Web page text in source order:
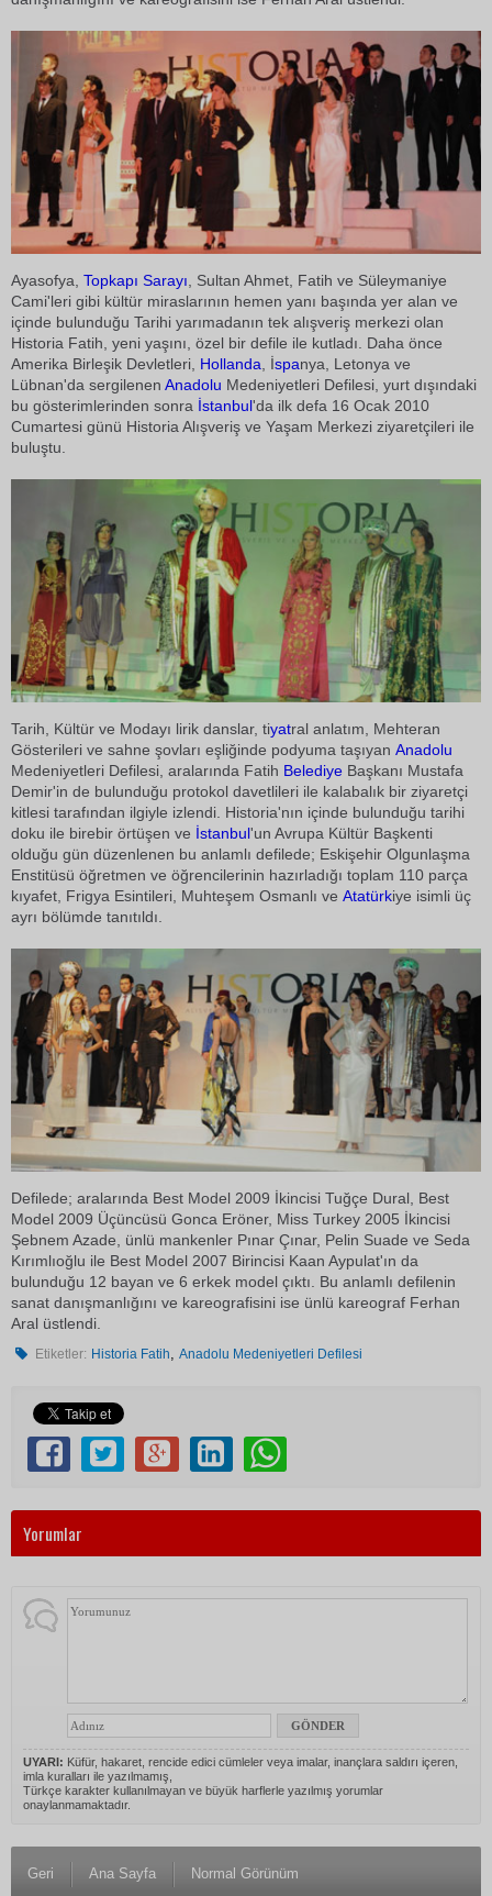
Ayasofya, Topkapı Sarayı , Sultan Ahmet, Fatih ve Süleymaniye
Cami'leri gibi kültür miraslarının hemen yanı başında yer alan ve
içinde bulunduğu Tarihi yarımadanın tek alışveriş merkezi olan
Historia Fatih, yeni yaşını, özel bir defile ile kutladı. Daha önce
Amerika Birleşik Devletleri, Hollanda , İspanya, Letonya ve
Lübnan'da sergilenen Anadolu Medeniyetleri Defilesi, yurt dışındaki
bu gösterimlerinden sonra İstanbul'da ilk defa 16 Ocak 2010
Cumartesi günü Historia Alışveriş ve Yaşam Merkezi ziyaretçileri ile
buluştu.
Tarih, Kültür ve Modayı lirik danslar, tiyatral anlatım, Mehteran
Gösterileri ve sahne şovları eşliğinde podyuma taşıyan  Anadolu
Medeniyetleri Defilesi, aralarında Fatih Belediye Başkanı Mustafa
Demir'in de bulunduğu protokol davetlileri ile kalabalık bir ziyaretçi
kitlesi tarafından ilgiyle izlendi. Historia'nın içinde bulunduğu tarihi
doku ile birebir örtüşen ve İstanbul'un Avrupa Kültür Başkenti
olduğu gün düzenlenen bu anlamlı defilede; Eskişehir Olgunlaşma
Enstitüsü öğretmen ve öğrencilerinin hazırladığı toplam 110 parça
kıyafet, Frigya Esintileri, Muhteşem Osmanlı ve  Atatürkiye isimli üç
ayrı bölümde tanıtıldı.
Defilede; aralarında Best Model 2009 İkincisi Tuğçe Dural, Best
Model 2009 Üçüncüsü Gonca Eröner, Miss Turkey 2005 İkincisi
Şebnem Azade, ünlü mankenler Pınar Çınar, Pelin Suade ve Seda
Kırımlıoğlu ile Best Model 2007 Birincisi Kaan Aypulat'ın da
bulunduğu 12 bayan ve 6 erkek model çıktı. Bu anlamlı defilenin
sanat danışmanlığını ve kareografisini ise ünlü kareograf Ferhan
Aral üstlendi.
Etiketler: Historia Fatih,Anadolu Medeniyetleri Defilesi
Yorumlar
UYARI: Küfür, hakaret, rencide edici cümleler veya imalar, inançlara saldırı içeren,
imla kuralları ile yazılmamış,
Türkçe karakter kullanılmayan ve büyük harflerle yazılmış yorumlar
onaylanmamaktadır.
Geri Ana Sayfa Normal Görünüm